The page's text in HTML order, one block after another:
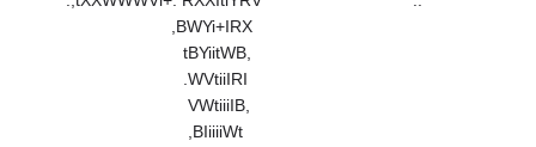
,BWYi+IRX
tBYiitWB,
.WVtiiIRI
VWtiiiIB,
,BIiiiiWt